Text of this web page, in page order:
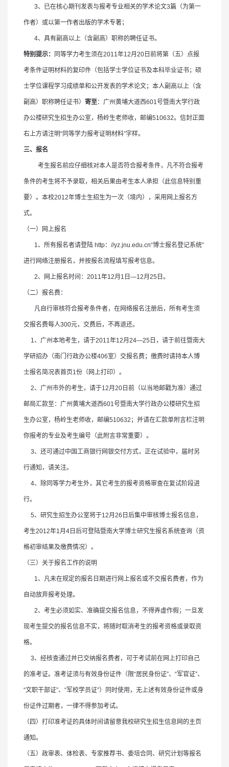
3、 已在核心期刊发表与报考专业相关的学术论文3篇（为第一
作者）或以第一作者出版的学术专著；
4、具有副高以上（含副高）职称的聘任证书。
特别提示： 同等学力考生须在2011年12月20 日前将第（五）点报
考条件证明材料的复印件（包括学士学位证书及本科毕业证书；硕
士学位课程学习成绩单和公开发表的学术论文；本人副高以上（含
副高）职称聘任证书）寄至：广州黄埔大道西601号暨南大学行政
办公楼研究生招生办公室，杨岭生老师收，邮编510632。信封正面
右上方请注明“ 同等学力报考证明材料”字样。
三、报名
考生报名前应仔细核对本人是否符合报考条件，凡不符合报考
条件的考生将不予录取，相关后果由考生本人承担（此信息特别重
要）。本校2012年博士生招生为一次（境内），采用网上报名方
式。
（一）网上报名
1、所有报名者请登陆 http：//yz.jnu.edu.cn“博士报名登记系统”
进行网络注册报名，并按报名流程填写报考信息。
2、 网上报名时间：2011年12月 1 日—12月25 日。
（二）报名费：
凡自行审核符合报考条件者，在网络报名注册后，所有考生须
交报名费每人300元，交费后，不再退还。
1、广州本地考生，请于2011年12月24—25 日，请于前往暨南大
学研招办（南门行政办公楼406室）交报名费；缴费时请持本人博
士报名简况表首页1份（网上打印）。
2、广州市外的考生，请于12月20 日前（以当地邮戳为准）通过
邮局汇款至：广州黄埔大道西601号暨南大学行政办公楼研究生招
生办公室，杨岭生老师收，邮编510632 ；并请在汇款单附言栏注明
你报考的专业及考生编号（此附言非常重要）。
3、还可通过中国工商银行网银交付方式，正在试验中，届时另
行通知，请关注。
4、除同等学力考生外，其它考生的报考资格审查在复试阶段进
行。
5、研究生招生办公室将于12月26 日后集中审核博士报名信息，
考生2012年1月4 日后可登陆暨南大学博士研究生报名系统查询（资
格初审结果及缴费情况）。
（三）关于报名工作的说明
1、凡未在规定的报名日期进行网上报名或不交报名费者，作为
自动放弃报考处理。
2、考生必须如实、准确提交报名信息，不得弄虚作假；一旦发
现考生提交的报名信息不实，将随时取消考生的报考资格或录取资
格。
3、经核查通过并已交纳报名费者，可于考试前在网上打印自己
的准考证。准考证须与有效身份证件（限“居民身份证”、“军官证”、
“文职干部证”、“军校学员证”）同时使用，无上述有效身份证件或身
份证件过期者，一律不得参加考试。
（四）打印准考证的具体时间请留意我校研究生招生信息网的主页
通知。
（五）政审表、体检表、专家推荐书、委培合同、研究计划等报名